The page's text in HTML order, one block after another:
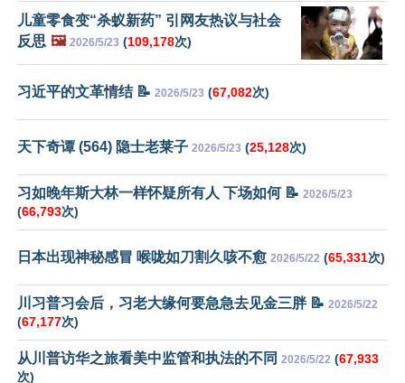
儿童零食变“杀蚁新药” 引网友热议与社会
反思 🖼️ 2026/5/23 (109,178次)
习近平的文革情结 📝 2026/5/23 (67,082次)
天下奇谭 (564) 隐士老莱子 2026/5/23 (25,128次)
习如晚年斯大林一样怀疑所有人 下场如何 📝 2026/5/23
(66,793次)
日本出现神秘感冒 喉咙如刀割久咳不愈 2026/5/22 (65,331次)
川习普习会后，习老大缘何要急急去见金三胖 📝 2026/5/22
(67,177次)
从川普访华之旅看美中监管和执法的不同 2026/5/22 (67,933
次)